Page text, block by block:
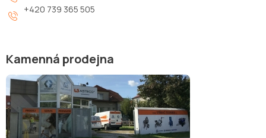
+420 739 365 505
Kamenná prodejna